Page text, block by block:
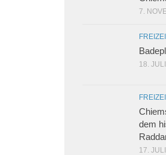
7.
18.
dem
17.